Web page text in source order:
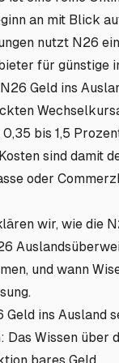
an mit Blick
nutzt N26
für günstige
Geld ins
bis 1,5
sind damit
oder
wir, wie die
und wann
Geld ins Ausland
Das Wissen über